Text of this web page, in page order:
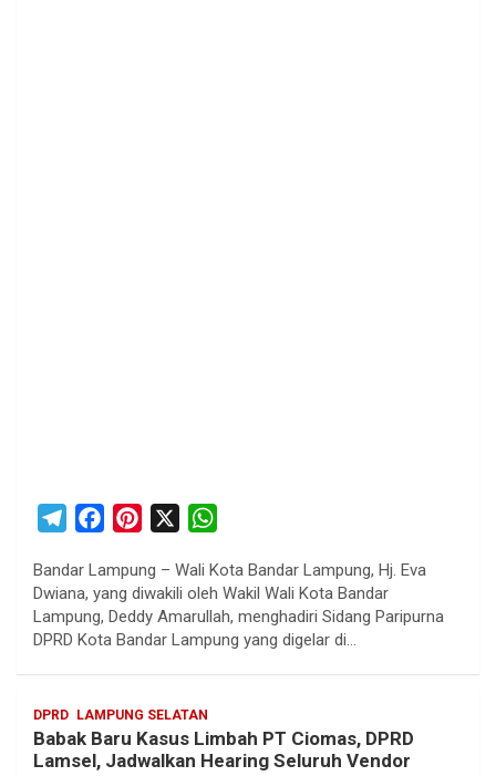
l
e
g
m
c
e
b
k
n
t
e
s
t
a
s
Bandar Lampung – Wali Kota Bandar Lampung, Hj. Eva
Dwiana, yang diwakili oleh Wakil Wali Kota Bandar
Lampung, Deddy Amarullah, menghadiri Sidang Paripurna
DPRD Kota Bandar Lampung yang digelar di…
DPRD LAMPUNG SELATAN
Babak Baru Kasus Limbah PT Ciomas, DPRD
Lamsel, Jadwalkan Hearing Seluruh Vendor